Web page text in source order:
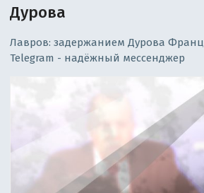
Дурова
Лавров: задержанием Дурова
Telegram - надёжный мессенджер